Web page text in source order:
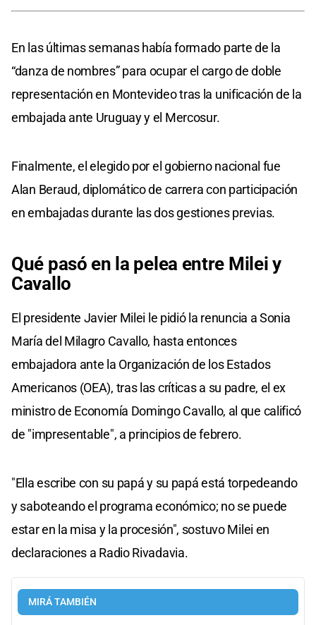
En las últimas semanas había formado parte de la
“danza de nombres” para ocupar el cargo de doble
representación en Montevideo tras la unificación de la
embajada ante Uruguay y el Mercosur.
Finalmente, el elegido por el gobierno nacional fue
Alan Beraud, diplomático de carrera con participación
en embajadas durante las dos gestiones previas.
Qué pasó en la pelea entre Milei y
Cavallo
El presidente Javier Milei le pidió la renuncia a Sonia
María del Milagro Cavallo, hasta entonces
embajadora ante la Organización de los Estados
Americanos (OEA), tras las críticas a su padre, el ex
ministro de Economía Domingo Cavallo, al que calificó
de "impresentable", a principios de febrero.
"Ella escribe con su papá y su papá está torpedeando
y saboteando el programa económico; no se puede
estar en la misa y la procesión", sostuvo Milei en
declaraciones a Radio Rivadavia.
MIRÁ TAMBIÉN